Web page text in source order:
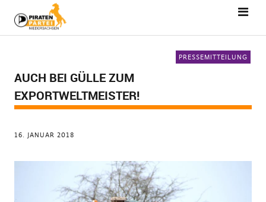
PRESSEMITTEILUNG
AUCH BEI GÜLLE ZUM
EXPORTWELTMEISTER!
16. JANUAR 2018